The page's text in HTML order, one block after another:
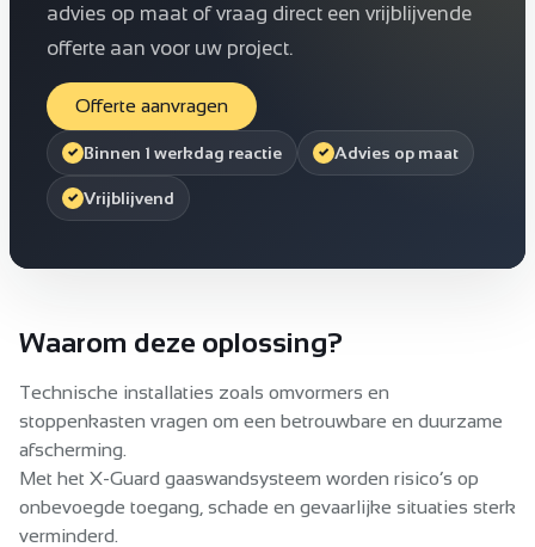
advies op maat of vraag direct een vrijblijvende
offerte aan voor uw project.
Offerte aanvragen
Binnen 1 werkdag reactie Advies op maat
Vrijblijvend
Waarom deze oplossing?
Technische installaties zoals omvormers en
stoppenkasten vragen om een betrouwbare en duurzame
afscherming.
Met het X-Guard gaaswandsysteem worden risico’s op
onbevoegde toegang, schade en gevaarlijke situaties sterk
verminderd.